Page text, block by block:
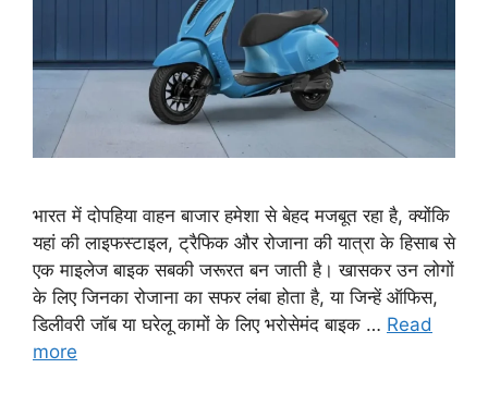
भारत में दोपहिया वाहन बाजार हमेशा से बेहद मजबूत रहा है, क्योंकि
यहां की लाइफस्टाइल, ट्रैफिक और रोजाना की यात्रा के हिसाब से
एक माइलेज बाइक सबकी जरूरत बन जाती है। खासकर उन लोगों
के लिए जिनका रोजाना का सफर लंबा होता है, या जिन्हें ऑफिस,
डिलीवरी जॉब या घरेलू कामों के लिए भरोसेमंद बाइक … Read
more